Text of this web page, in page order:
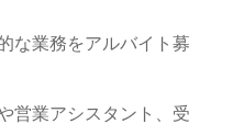
な業務をアルバイト募
営業アシスタント、受